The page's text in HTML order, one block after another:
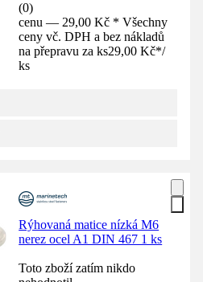
(0)
cenu — 29,00 Kč * Všechny
ceny vč. DPH a bez nákladů
na přepravu za ks29,00 Kč*/
ks
Rýhovaná matice nízká M6
nerez ocel A1 DIN 467 1 ks
Toto zboží zatím nikdo